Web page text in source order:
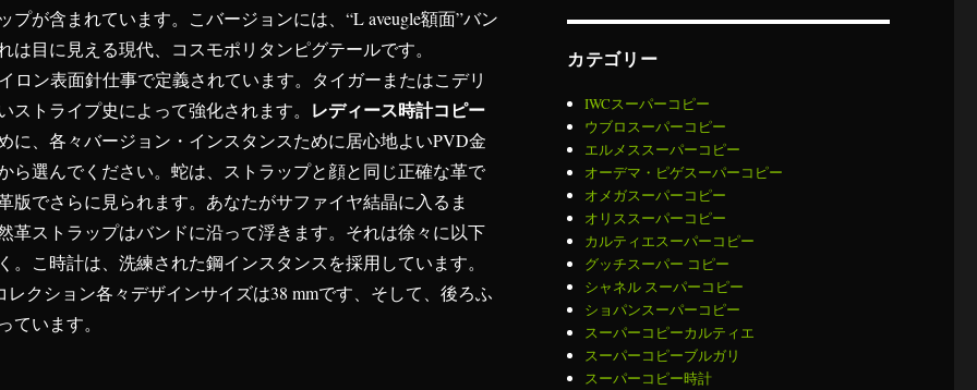
プが含まれています。こバージョンには、“L aveugle額面”バン
は目に見える現代、コスモポリタンピグテールです。
ロン表面針仕事で定義されています。タイガーまたはこデリ
ストライプ史によって強化されます。 レディース時計コピー
に、各々バージョン・インスタンスために居心地よいPVD金
ら選んでください。蛇は、ストラップと顔と同じ正確な革で
版でさらに見られます。あなたがサファイヤ結晶に入るま
革ストラップはバンドに沿って浮きます。それは徐々に以下
。こ時計は、洗練された鋼インスタンスを採用しています。
レクション各々デザインサイズは38 mmです、そして、後ろふ
ています。
カテゴリー
IWCスーパーコピー
ウブロスーパーコピー
エルメススーパーコピー
オーデマ・ピゲスーパーコピー
オメガスーパーコピー
オリススーパーコピー
カルティエスーパーコピー
グッチスーパー コピー
シャネル スーパーコピー
ショパンスーパーコピー
スーパーコピーカルティエ
スーパーコピーブルガリ
スーパーコピー時計